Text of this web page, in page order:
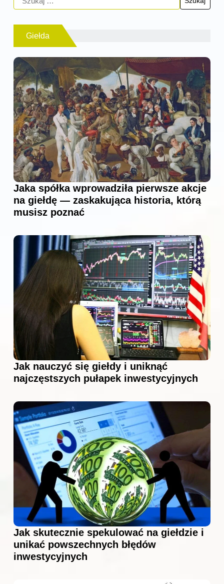
Giełda
Jaka spółka wprowadziła pierwsze akcje
na giełdę — zaskakująca historia, którą
musisz poznać
Jak nauczyć się giełdy i uniknąć
najczęstszych pułapek inwestycyjnych
Jak skutecznie spekulować na giełdzie i
unikać powszechnych błędów
inwestycyjnych